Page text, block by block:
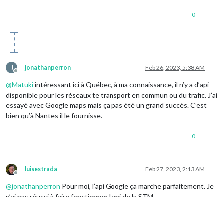
0
J
Offline
jonathanperron Feb 26, 2023, 5:38 AM
@Matukiintéressant ici à Québec, à ma connaissance, il n’y a d’api
disponible pour les réseaux te transport en commun ou du trafic. J’ai
essayé avec Google maps mais ça pas été un grand succès. C’est
bien qu’à Nantes il le fournisse.
0
Offline
luisestrada Feb 27, 2023, 2:13 AM
@jonathanperron Pour moi, l’api Google ça marche parfaitement. Je